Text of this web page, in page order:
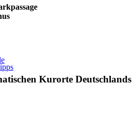
Kurorte Deutschlands